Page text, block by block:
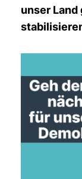
unser